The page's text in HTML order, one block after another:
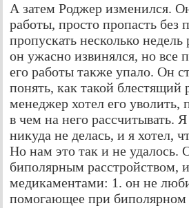
А затем Роджер изменился.
работы, просто пропасть
пропускать несколько
он ужасно извинялся, но все
его работы также упало. Он
понять, как такой блестящий
менеджер хотел его
в чем на него рассчитывать.
никуда не делась, и я хотел,
Но нам это так и не удалось.
биполярным расстройством,
медикаментами: 1. он не
помогающее при биполярном